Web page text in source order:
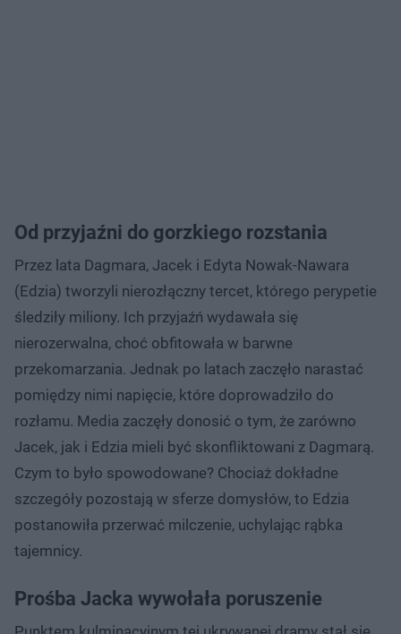
Od przyjaźni do gorzkiego rozstania
Przez lata Dagmara, Jacek i Edyta Nowak-Nawara
(Edzia) tworzyli nierozłączny tercet, którego perypetie
śledziły miliony. Ich przyjaźń wydawała się
nierozerwalna, choć obfitowała w barwne
przekomarzania. Jednak po latach zaczęło narastać
pomiędzy nimi napięcie, które doprowadziło do
rozłamu. Media zaczęły donosić o tym, że zarówno
Jacek, jak i Edzia mieli być skonfliktowani z Dagmarą.
Czym to było spowodowane? Chociaż dokładne
szczegóły pozostają w sferze domysłów, to Edzia
postanowiła przerwać milczenie, uchylając rąbka
tajemnicy.
Prośba Jacka wywołała poruszenie